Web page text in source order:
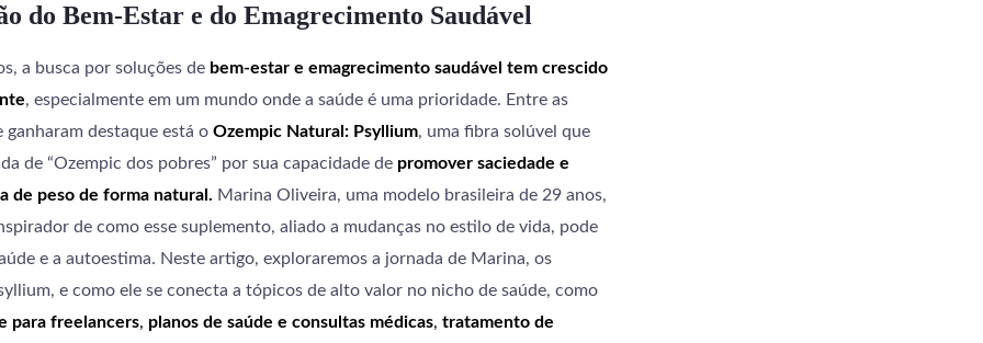
do Bem-Estar e do Emagrecimento Saudável
a busca por soluções de bem-estar e emagrecimento saudável tem crescido
, especialmente em um mundo onde a saúde é uma prioridade. Entre as
ganharam destaque está oOzempic Natural: Psyllium, uma fibra solúvel que
de “Ozempic dos pobres” por sua capacidade de promover saciedade e
de peso de forma natural. Marina Oliveira, uma modelo brasileira de 29 anos,
de como esse suplemento, aliado a mudanças no estilo de vida, pode
e a autoestima. Neste artigo, exploraremos a jornada de Marina, os
e como ele se conecta a tópicos de alto valor no nicho de saúde, como
para freelancers, planos de saúde e consultas médicas,tratamento de